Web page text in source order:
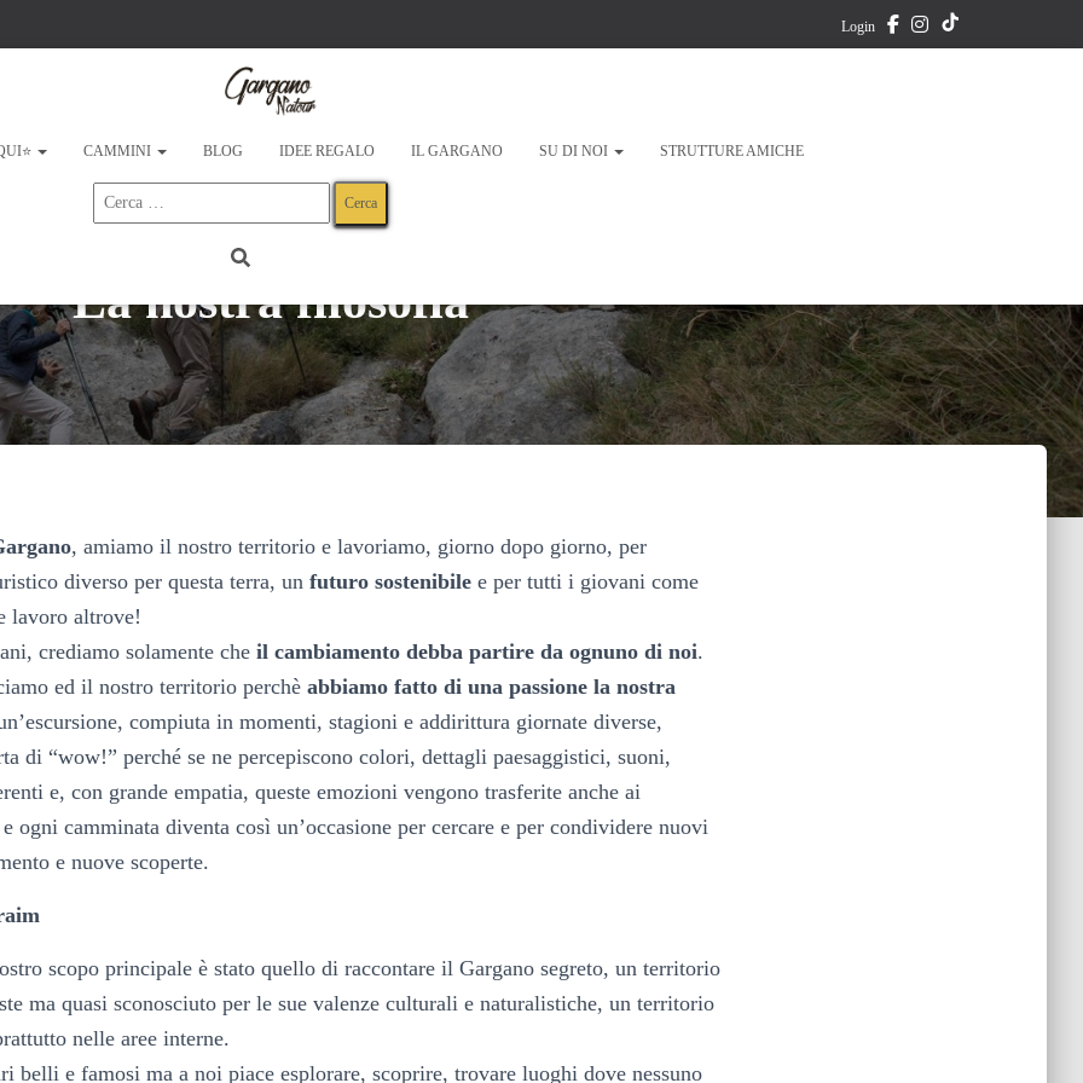
Login
CAMMINI BLOG IDEE REGALO IL GARGANO SU DI NOI STRUTTURE AMICHE
Ricerca
La nostra filosofia
, amiamo il nostro territorio e lavoriamo, giorno dopo giorno, per
diverso per questa terra, un futuro sostenibile e per tutti i giovani come
lavoro altrove!
crediamo solamente che il cambiamento debba partire da ognuno di noi.
ed il nostro territorio perchè abbiamo fatto di una passione la nostra
compiuta in momenti, stagioni e addirittura giornate diverse,
di “wow!” perché se ne percepiscono colori, dettagli paesaggistici, suoni,
e, con grande empatia, queste emozioni vengono trasferite anche ai
ogni camminata diventa così un’occasione per cercare e per condividere nuovi
e nuove scoperte.
scopo principale è stato quello di raccontare il Gargano segreto, un territorio
ma quasi sconosciuto per le sue valenze culturali e naturalistiche, un territorio
nelle aree interne.
belli e famosi ma a noi piace esplorare, scoprire, trovare luoghi dove nessuno